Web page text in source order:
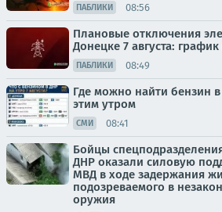
ПАБЛИКИ 08:56
Плановые отключения
Донецке 7 августа:
ПАБЛИКИ 08:49
Где можно найти бензин
этим утром
СМИ 08:41
Бойцы
ДНР оказали силовую
МВД в ходе задержания
подозреваемого в
оружия